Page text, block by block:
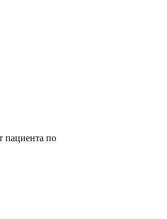
пациента по